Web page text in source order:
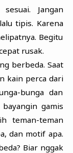
Jangan
tipis. Karena
Begitu
rusak.
berbeda. Saat
kain perca dari
bunga dan
gamis
teman-teman
dan motif apa.
Biar nggak